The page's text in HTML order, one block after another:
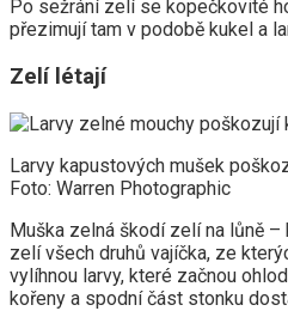
Po sežrání zelí se kopečkovité
přezimují tam v podobě kukel a
Zelí létají
Larvy kapustových mušek
Foto: Warren Photographic
Muška zelná škodí zelí na lůně –
zelí všech druhů vajíčka, ze
vylíhnou larvy, které začnou
kořeny a spodní část stonku